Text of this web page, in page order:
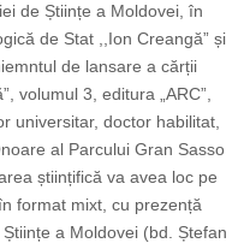
de Științe a Moldovei, în
de Stat ,,Ion Creangă” și
de lansare a cărții
volumul 3, editura „ARC”,
universitar, doctor habilitat,
al Parcului Gran Sasso
științifică va avea loc pe
format mixt, cu prezență
a Moldovei (bd. Ștefan